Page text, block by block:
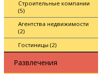
Строительные компании
(5)
Агентства недвижимости
(2)
Гостиницы (2)
Развлечения